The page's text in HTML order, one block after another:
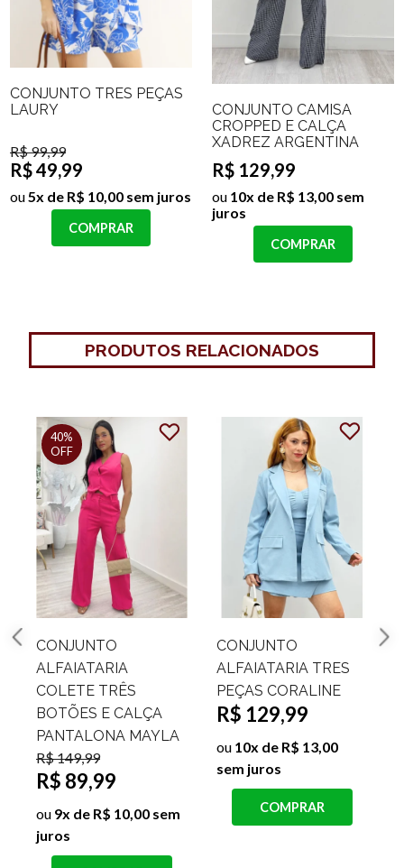
CONJUNTO TRES PEÇAS
LAURY
R$ 99,99
R$ 49,99
ou 5x de R$ 10,00 sem juros
COMPRAR
CONJUNTO CAMISA
CROPPED E CALÇA
XADREZ ARGENTINA
R$ 129,99
ou 10x de R$ 13,00 sem
juros
COMPRAR
PRODUTOS RELACIONADOS
CONJUNTO ÍNTIMO
TRÊS PEÇAS ELVIRA
R$ 69,99
7x de R$ 10,00 sem
juros
COMPRAR
CONJUNTO
LANZINHA TRÊS
PEÇAS OLENCA
R$ 119,99
ou 10x de R$ 12,00
sem juros
COMPRAR